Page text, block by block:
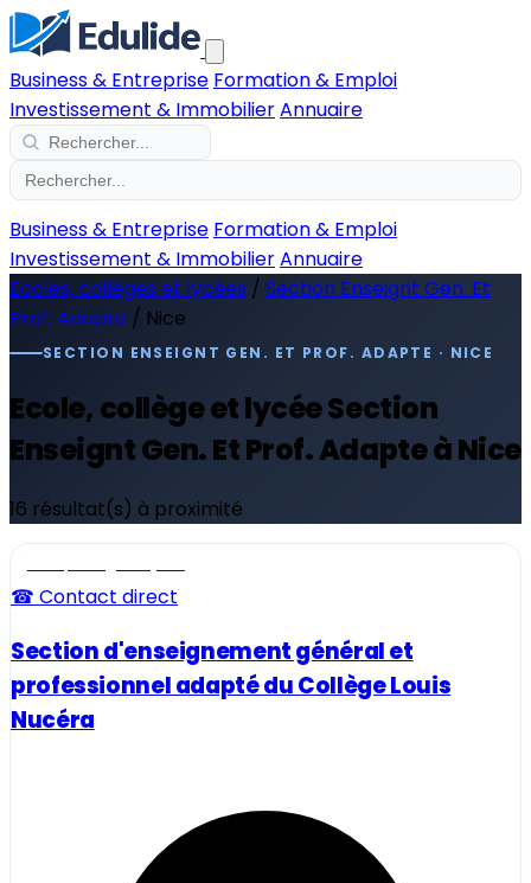
Business & Entreprise Formation & Emploi
Investissement & ImmobilierAnnuaire
Business & Entreprise Formation & Emploi
Investissement & ImmobilierAnnuaire
Ecoles, collèges et lycées / Section Enseignt Gen. Et
Prof. Adapte / Nice
SECTION ENSEIGNT GEN. ET PROF. ADAPTE · NICE
Ecole, collège et lycée Section
Enseignt Gen. Et Prof. Adapte à Nice
16 résultat(s) à proximité
☎ Contact direct
Section d'enseignement général et
professionnel adapté du Collège Louis
Nucéra